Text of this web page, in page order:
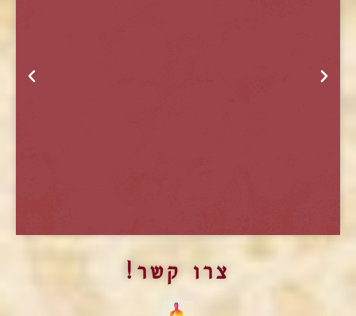
התוכנית ההכשרה בשיטת מארג
פתיחת המחזור החדש של תוכנית הלימודים
צרו קשר!